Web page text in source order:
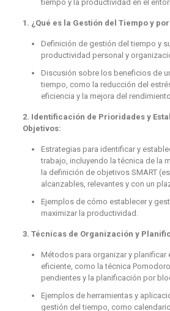
tiempo y la productividad en el
1. ¿Qué es la Gestión del Tiempo y
Definición de gestión del tiempo y
productividad personal y
Discusión sobre los beneficios de
tiempo, como la reducción del
eficiencia y la mejora del rendimiento
2. Identificación de Prioridades y
Objetivos:
Estrategias para identificar y
trabajo, incluyendo la técnica de la
la definición de objetivos SMART
alcanzables, relevantes y con un
Ejemplos de cómo establecer y
maximizar la productividad.
3. Técnicas de Organización y
Métodos para organizar y planificar
eficiente, como la técnica
pendientes y la planificación por
Ejemplos de herramientas y
gestión del tiempo, como